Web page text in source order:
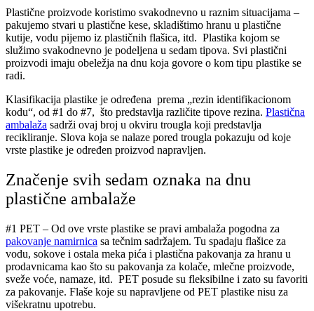
Plastične proizvode koristimo svakodnevno u raznim situacijama –
pakujemo stvari u plastične kese, skladištimo hranu u plastične
kutije, vodu pijemo iz plastičnih flašica, itd. Plastika kojom se
služimo svakodnevno je podeljena u sedam tipova. Svi plastični
proizvodi imaju obeležja na dnu koja govore o kom tipu plastike se
radi.
Klasifikacija plastike je određena prema „rezin identifikacionom
kodu“, od #1 do #7, što predstavlja različite tipove rezina. Plastična
ambalaža sadrži ovaj broj u okviru trougla koji predstavlja
recikliranje. Slova koja se nalaze pored trougla pokazuju od koje
vrste plastike je određen proizvod napravljen.
Značenje svih sedam oznaka na dnu
plastične ambalaže
#1 PET – Od ove vrste plastike se pravi ambalaža pogodna za
pakovanje namirnica sa tečnim sadržajem. Tu spadaju flašice za
vodu, sokove i ostala meka pića i plastična pakovanja za hranu u
prodavnicama kao što su pakovanja za kolače, mlečne proizvode,
sveže voće, namaze, itd. PET posude su fleksibilne i zato su favoriti
za pakovanje. Flaše koje su napravljene od PET plastike nisu za
višekratnu upotrebu.